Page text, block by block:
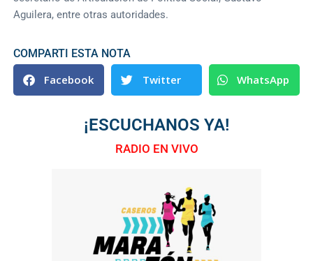
Aguilera, entre otras autoridades.
COMPARTI ESTA NOTA
Facebook Twitter WhatsApp
¡ESCUCHANOS YA!
RADIO EN VIVO